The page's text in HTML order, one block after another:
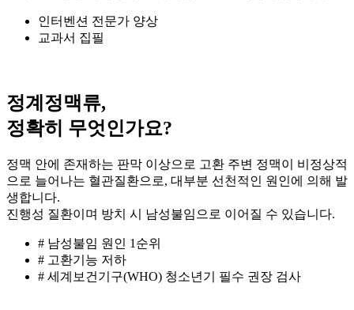
인터벤션 전문가 양상
교과서 집필
정계정맥류,
정확히 무엇인가요?
정맥 안에 존재하는 판막 이상으로 고환 주변 정맥이 비정상적
으로 늘어나는 혈관질환으로, 대부분 선천적인 원인에 의해 발
생합니다.
진행성 질환이며 방치 시 남성불임으로 이어질 수 있습니다.
# 남성불임 원인 1순위
# 고환기능 저하
# 세계보건기구(WHO) 청소년기 필수 권장 검사